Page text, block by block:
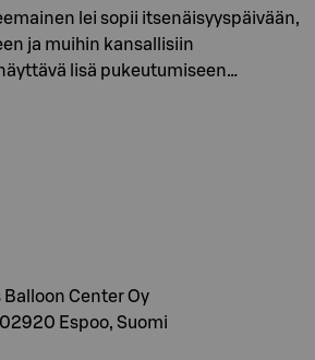
lei sopii itsenäisyyspäivään,
ja muihin kansallisiin
lisä pukeutumiseen…
Balloon Center Oy
Espoo, Suomi